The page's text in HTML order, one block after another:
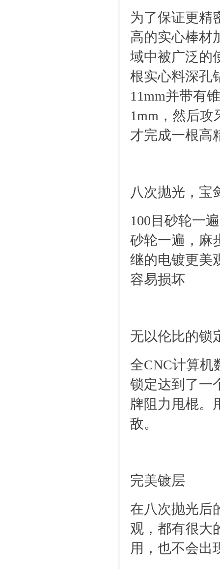
为了保证更精
高的实心棒材
域中被广泛的
根实心料深孔
11mm并带有
1mm，然后
才完成一根高
八次抛光，宝
100目砂轮一
砂轮一遍，麻
继的电镀更美
容易损坏
无以伦比的锁
全CNC计算机
锁定达到了一
牌阻力甩棍
敌。
完美镀层
在八次抛光后
观，都有很大
用，也不会出